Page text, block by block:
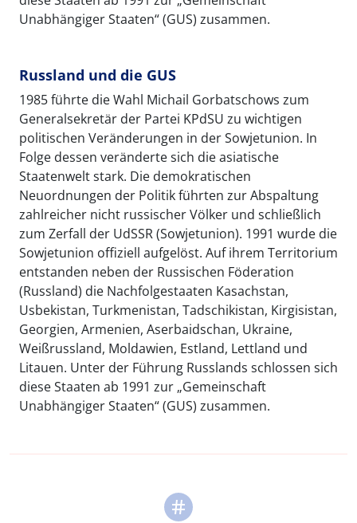
Unabhängiger Staaten“ (GUS) zusammen.
Russland und die GUS
1985 führte die Wahl Michail Gorbatschows zum
Generalsekretär der Partei KPdSU zu wichtigen
politischen Veränderungen in der Sowjetunion. In
Folge dessen veränderte sich die asiatische
Staatenwelt stark. Die demokratischen
Neuordnungen der Politik führten zur Abspaltung
zahlreicher nicht russischer Völker und schließlich
zum Zerfall der UdSSR (Sowjetunion). 1991 wurde die
Sowjetunion offiziell aufgelöst. Auf ihrem Territorium
entstanden neben der Russischen Föderation
(Russland) die Nachfolgestaaten Kasachstan,
Usbekistan, Turkmenistan, Tadschikistan, Kirgisistan,
Georgien, Armenien, Aserbaidschan, Ukraine,
Weißrussland, Moldawien, Estland, Lettland und
Litauen. Unter der Führung Russlands schlossen sich
diese Staaten ab 1991 zur „Gemeinschaft
Unabhängiger Staaten“ (GUS) zusammen.